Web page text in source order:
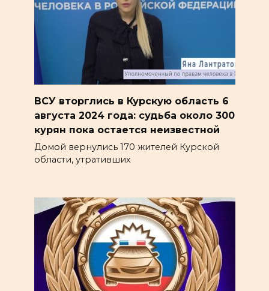
ВСУ вторглись в Курскую область 6
августа 2024 года: судьба около 300
курян пока остается неизвестной
Домой вернулись 170 жителей Курской
области, утративших